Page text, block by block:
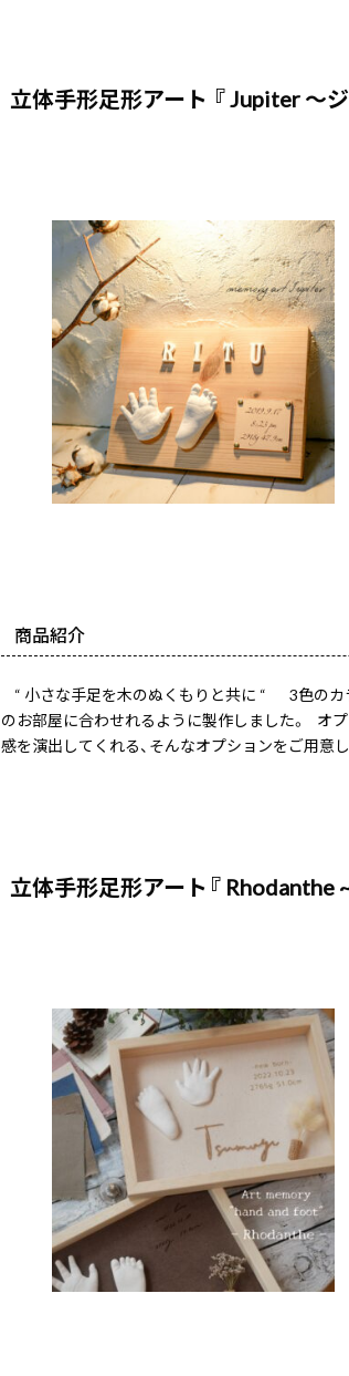
立体手形足形アート 『 Jupiter 〜
商品紹介
“ 小さな手足を木のぬくもりと共に “ 3色のカ
のお部屋に合わせれるように製作しました。 オ
感を演出してくれる、そんなオプションをご用
立体手形足形アート『 Rhodanthe